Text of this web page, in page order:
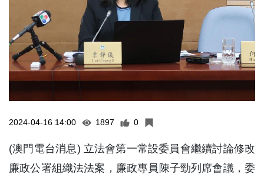
2024-04-16 14:00 1897 0
(澳門電台消息) 立法會第一常設委員會繼續討論修改
廉政公署組織法法案，廉政專員陳子勁列席會議，委